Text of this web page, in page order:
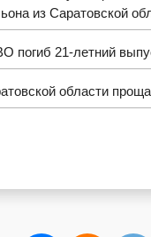
из Саратовской
погиб 21-летний
области